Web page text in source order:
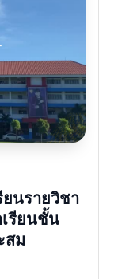
นรายวิชา
รียนชั้น
สม